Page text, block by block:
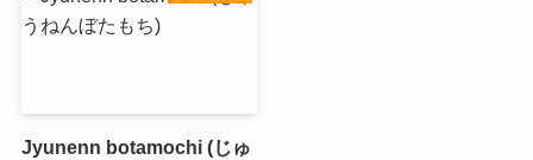
Jyunenn botamochi (じゅ